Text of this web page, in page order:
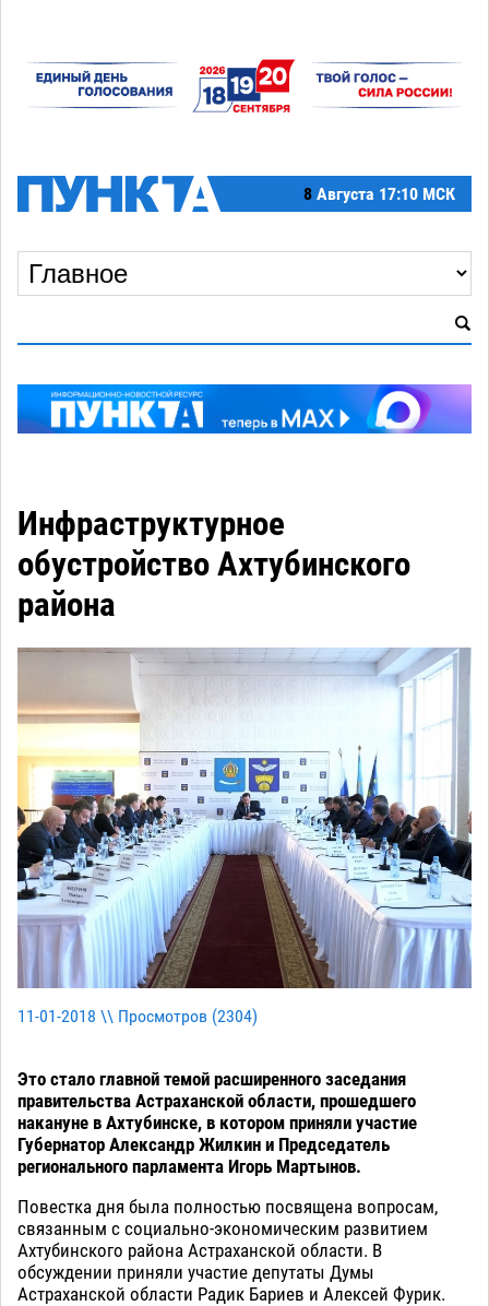
8 Августа 17:10 МСК
Инфраструктурное
обустройство Ахтубинского
района
11-01-2018 \\ Просмотров (2304)
Это стало главной темой расширенного заседания
правительства Астраханской области, прошедшего
накануне в Ахтубинске, в котором приняли участие
Губернатор Александр Жилкин и Председатель
регионального парламента Игорь Мартынов.
Повестка дня была полностью посвящена вопросам,
связанным с социально-экономическим развитием
Ахтубинского района Астраханской области. В
обсуждении приняли участие депутаты Думы
Астраханской области Радик Бариев и Алексей Фурик.